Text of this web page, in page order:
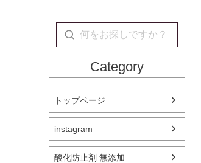
Category
トップページ
instagram
酸化防止剤 無添加